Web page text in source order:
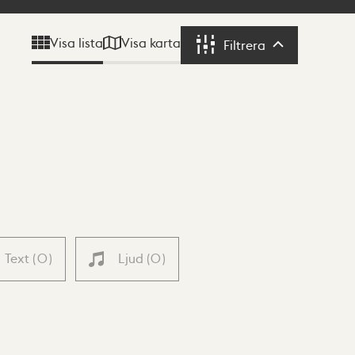
Visa lista Visa karta Filtrera Filtrera
Text (0) Ljud (0)